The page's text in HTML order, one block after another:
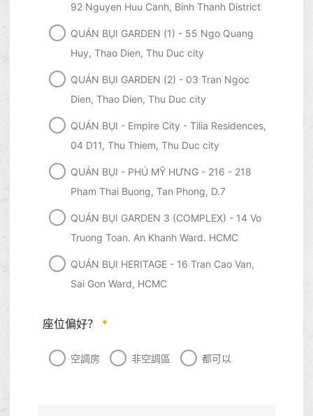
92 Nguyen Huu Canh, Binh Thanh District
QUÁN BỤI GARDEN (1) - 55 Ngo Quang
Huy, Thao Dien, Thu Duc city
QUÁN BỤI GARDEN (2) - 03 Tran Ngoc
Dien, Thao Dien, Thu Duc city
QUÁN BỤI - Empire City - Tilia Residences,
04 D11, Thu Thiem, Thu Duc city
QUÁN BỤI - PHÚ MỸ HƯNG - 216 - 218
Pham Thai Buong, Tan Phong, D.7
QUÁN BỤI GARDEN 3 (COMPLEX) - 14 Vo
Truong Toan. An Khanh Ward. HCMC
QUÁN BỤI HERITAGE - 16 Tran Cao Van,
Sai Gon Ward, HCMC
座位偏好？ *
空調房 非空調區 都可以